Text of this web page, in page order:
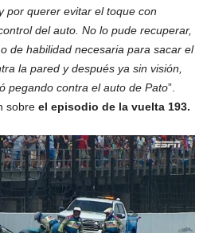
por querer evitar el toque con
del auto. No lo pude recuperar,
de habilidad necesaria para sacar el
la pared y después ya sin visión,
pegando contra el auto de Pato”.
sobre el episodio de la vuelta 193.